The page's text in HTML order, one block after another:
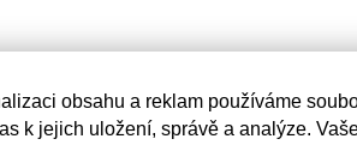
obsahu a reklam používáme
k jejich uložení, správě a analýze.